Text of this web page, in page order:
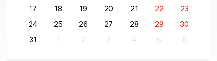
17
18 19 20 21 22
23
24
25 26 27 28 29
30
31
1 2 3 4 5 6